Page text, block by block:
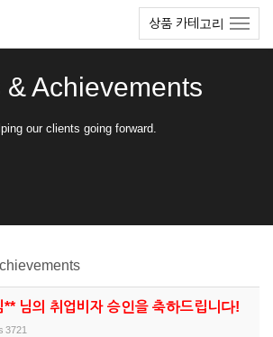
상품 카테고리
& Achievements
our clients going forward.
** 님의 취업비자 승인을 축하드립니다!
3721